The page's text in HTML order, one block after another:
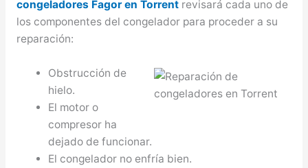
congeladores Fagor en Torrentrevisará cada uno de
los componentes del congelador para proceder a su
reparación:
Obstrucción de
hielo.
El motor o
compresor ha
dejado de funcionar.
El congelador no enfría bien.